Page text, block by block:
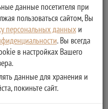
данные посетителя при
пользоваться сайтом, Вы
персональных данныхи
. Вы всегда
в настройках Вашего
данные для хранения и
покиньте сайт.